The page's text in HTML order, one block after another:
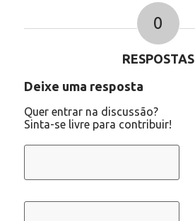
0
RESPOSTAS
Deixe uma resposta
Quer entrar na discussão?
Sinta-se livre para contribuir!